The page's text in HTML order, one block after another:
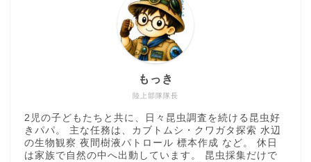
陸上部隊隊長
もっき
2児の子どもたちと共に、日々昆虫調査を続ける昆虫好
きパパ。 主な任務は、カブトムシ・クワガタ探索 水辺
の生物観察 夜間樹液パトロール 標本作成 など。 休日
は家族で自然の中へ出動しています。 昆虫採集だけで